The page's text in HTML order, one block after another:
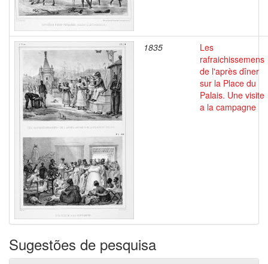
1835
Les
rafraichissemens
de l'après dîner
sur la Place du
Palais. Une visite
a la campagne
Sugestões de pesquisa